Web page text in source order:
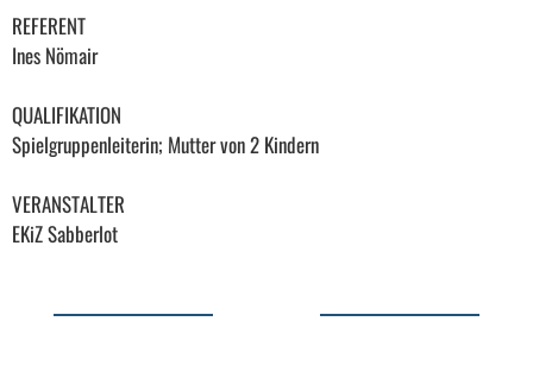
REFERENT
Ines Nömair
QUALIFIKATION
Spielgruppenleiterin; Mutter von 2 Kindern
VERANSTALTER
EKiZ Sabberlot